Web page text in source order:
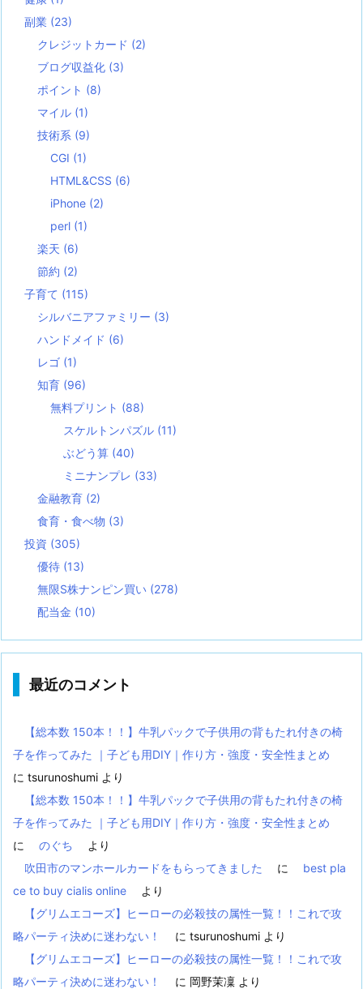
副業 (23)
クレジットカード (2)
ブログ収益化 (3)
ポイント (8)
マイル (1)
技術系 (9)
CGI (1)
HTML&CSS (6)
iPhone (2)
perl (1)
楽天 (6)
節約 (2)
子育て (115)
シルバニアファミリー (3)
ハンドメイド (6)
レゴ (1)
知育 (96)
無料プリント (88)
スケルトンパズル (11)
ぶどう算 (40)
ミニナンプレ (33)
金融教育 (2)
食育・食べ物 (3)
投資 (305)
優待 (13)
無限S株ナンピン買い (278)
配当金 (10)
最近のコメント
【総本数 150本！！】牛乳パックで子供用の背もたれ付きの椅
子を作ってみた ｜子ども用DIY｜作り方・強度・安全性まとめ
に tsurunoshumi より
【総本数 150本！！】牛乳パックで子供用の背もたれ付きの椅
子を作ってみた ｜子ども用DIY｜作り方・強度・安全性まとめ
に
のぐち
より
吹田市のマンホールカードをもらってきました
に
best pla
ce to buy cialis online
より
【グリムエコーズ】ヒーローの必殺技の属性一覧！！これで攻
略パーティ決めに迷わない！
に tsurunoshumi より
【グリムエコーズ】ヒーローの必殺技の属性一覧！！これで攻
略パーティ決めに迷わない！
に 岡野茉凜 より